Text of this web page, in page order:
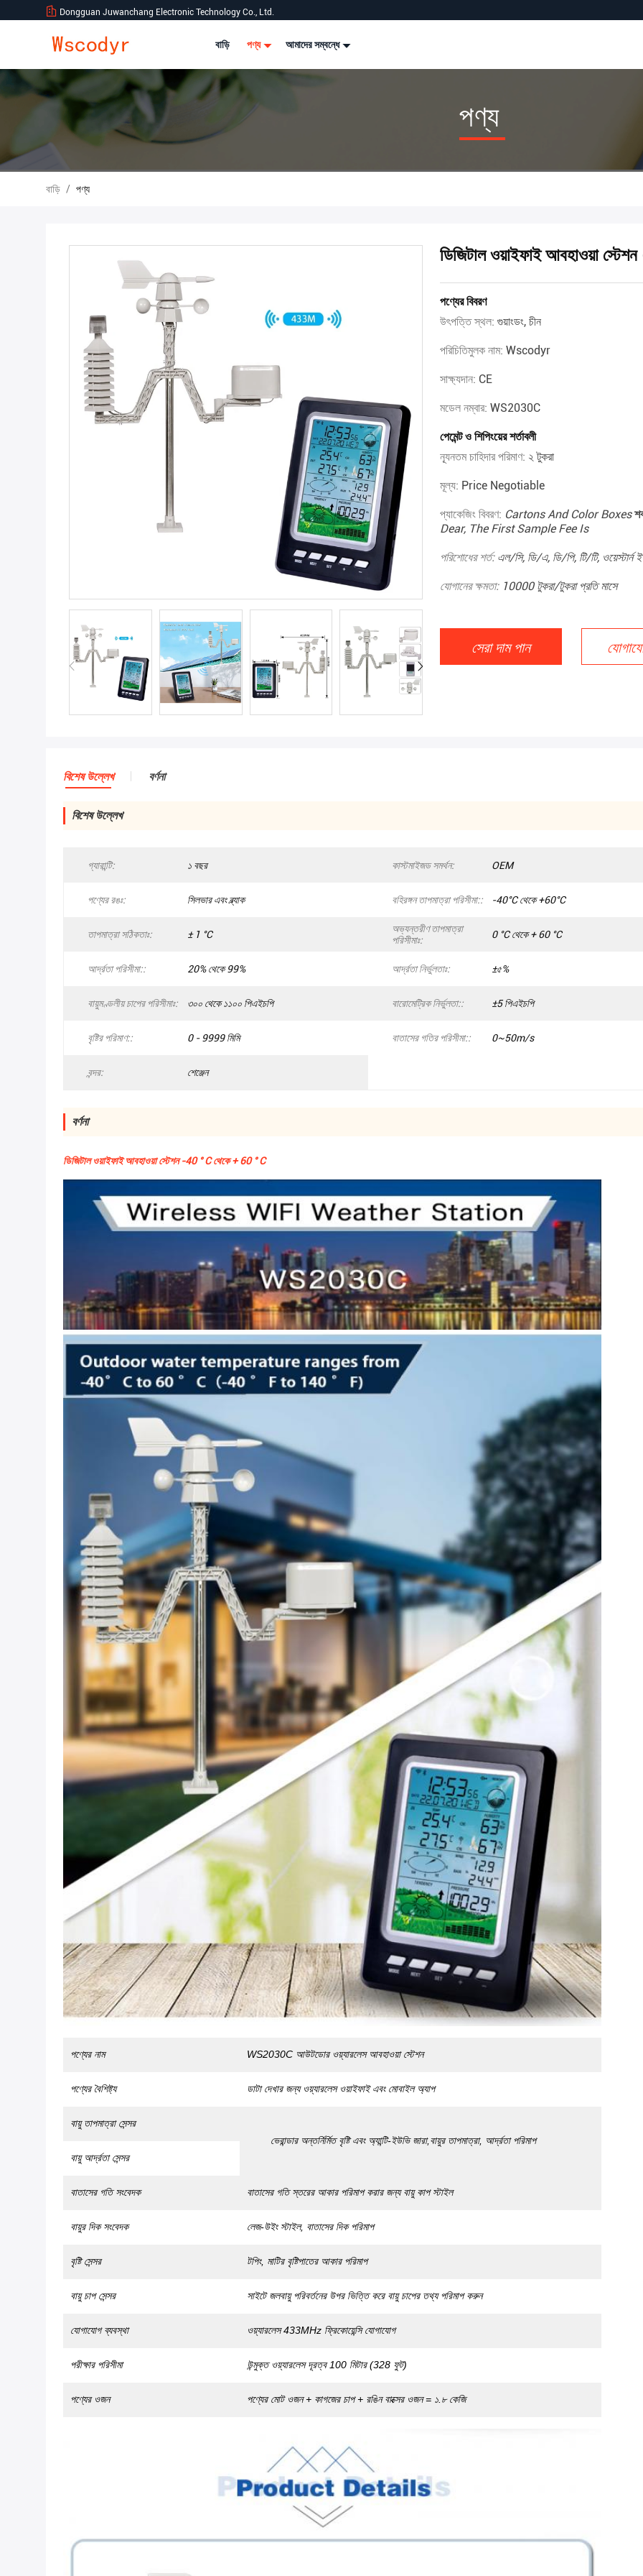
Dongguan Juwanchang Electronic Technology Co., Ltd.
বাড়ি পণ্য আমাদের সম্বন্ধে
পণ্য
বাড়ি / পণ্য
ডিজিটাল ওয়াইফাই আবহাওয়া
পণ্যের বিবরণ
উৎপত্তি স্থল: গুয়াংডং, চীন
পরিচিতিমুলক নাম: Wscodyr
সাক্ষ্যদান: CE
মডেল নম্বার: WS2030C
পেমেন্ট ও শিপিংয়ের শর্তাবলী
ন্যূনতম চাহিদার পরিমাণ: ২ টুকরা
মূল্য: Price Negotiable
প্যাকেজিং বিবরণ: Cartons And Color Boxes
Dear, The First Sample Fee Is
পরিশোধের শর্ত: এল/সি, ডি/এ, ডি/পি, টি/টি, ওয়েস্টার্ন
যোগানের ক্ষমতা: 10000 টুকরা/টুকরা প্রতি মাসে
সেরা দাম পান
বিশেষ উল্লেখ বর্ণনা
বিশেষ উল্লেখ
গ্যারান্টি: ১ বছর কাস্টমাইজড সমর্থন: OEM
পণ্যের রঙঃ: সিলভার এবং ব্ল্যাক বহিরঙ্গন তাপমাত্রা পরিসীমা:: -40°C থেকে +60°C
তাপমাত্রা সঠিকতাঃ: ± 1 °C
অভ্যন্তরীণ তাপমাত্রা
পরিসীমাঃ:
0 °C থেকে + 60 °C
আর্দ্রতা পরিসীমা:: 20% থেকে 99% আর্দ্রতা নির্ভুলতাঃ: ±৫%
বায়ুমণ্ডলীয় চাপের পরিসীমাঃ: ৩০০ থেকে ১১০০ পিএইচপি বারোমেট্রিক নির্ভুলতা:: ±5 পিএইচপি
বৃষ্টির পরিমাণ:: 0 - 9999 মিমি বাতাসের গতির পরিসীমা:: 0~50m/s
বন্দর: শেঞ্জেন
বর্ণনা
ডিজিটাল ওয়াইফাই আবহাওয়া স্টেশন -40 ° C থেকে + 60 ° C
পণ্যের নাম WS2030C আউটডোর ওয়্যারলেস আবহাওয়া স্টেশন
পণ্যের বৈশিষ্ট্য ডাটা দেখার জন্য ওয়্যারলেস ওয়াইফাই এবং মোবাইল অ্যাপ
বায়ু তাপমাত্রা সেন্সর
ভেরান্ডার অন্তর্নির্মিত বৃষ্টি এবং অ্যান্টি-ইউভি জারা,বায়ুর তাপমাত্রা, আর্দ্রতা পরিমাপ
বায়ু আর্দ্রতা সেন্সর
বাতাসের গতি সংবেদক বাতাসের গতি স্তরের আকার পরিমাপ করার জন্য বায়ু কাপ স্টাইল
বায়ুর দিক সংবেদক লেজ-উইং স্টাইল, বাতাসের দিক পরিমাপ
বৃষ্টি সেন্সর টপিং, মাটির বৃষ্টিপাতের আকার পরিমাপ
বায়ু চাপ সেন্সর সাইটে জলবায়ু পরিবর্তনের উপর ভিত্তি করে বায়ু চাপের তথ্য পরিমাপ করুন
যোগাযোগ ব্যবস্থা ওয়্যারলেস 433MHz ফ্রিকোয়েন্সি যোগাযোগ
পরীক্ষার পরিসীমা উন্মুক্ত ওয়্যারলেস দূরত্ব 100 মিটার (328 ফুট)
পণ্যের ওজন পণ্যের মোট ওজন + কাগজের চাপ + রঙিন বাক্সের ওজন = ১.৮ কেজি